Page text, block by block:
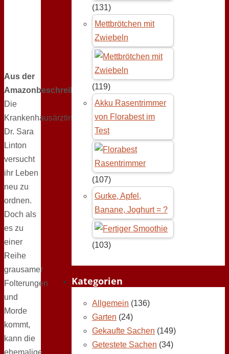
Aus der
Amazonbeschreibung:
Die
Krankenhausärztin
Dr. Sara
Linton
versucht
ihr Leben
neu zu
ordnen.
Doch als
es zu
einer
Reihe
grausamer
Folterungen
und
Morde
kommt,
kann die
ehemalige
(131)
Mettbrötchen mit
Zwiebeln
(119)
Akku Rasentrimmer
von Florabest im
Test
(107)
Gurke, Apfel,
Banane, Joghurt = ?
(103)
Kategorien
Allgemein (136)
Garten (24)
Gekaufte Sachen (149)
Getestete Sachen (34)